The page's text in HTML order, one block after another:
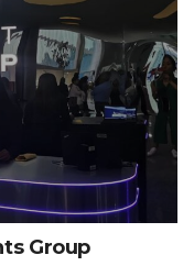
Group